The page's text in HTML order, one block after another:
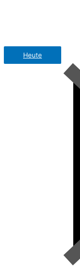
Heute